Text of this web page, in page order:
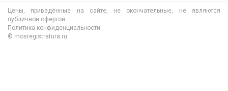
Цены, приведённые на сайте, не окончательные, не являются
публичной офертой.
Политика конфиденциальности
© mosregistratura.ru.